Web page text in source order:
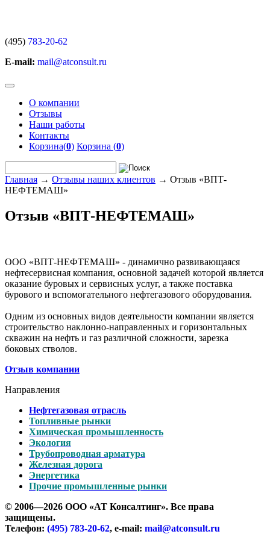
(495) 783-20-62
E-mail: mail@atconsult.ru
О компании
Отзывы
Наши работы
Контакты
Корзина(0) Корзина (0)
Главная → Отзывы наших клиентов → Отзыв «ВПТ-
НЕФТЕМАШ»
Отзыв «ВПТ-НЕФТЕМАШ»
ООО «ВПТ-НЕФТЕМАШ» - динамично развивающаяся
нефтесервисная компания, основной задачей которой является
оказание буровых и сервисных услуг, а также поставка
бурового и вспомогательного нефтегазового оборудования.
Одним из основных видов деятельности компании является
строительство наклонно-направленных и горизонтальных
скважин на нефть и газ различной сложности, зарезка
боковых стволов.
Отзыв компании
Направления
Нефтегазовая отрасль
Топливные рынки
Химическая промышленность
Экология
Трубопроводная арматура
Железная дорога
Энергетика
Прочие промышленные рынки
© 2006—2026 ООО «АТ Консалтинг». Все права
защищены.
Телефон: (495) 783-20-62, e-mail: mail@atconsult.ru